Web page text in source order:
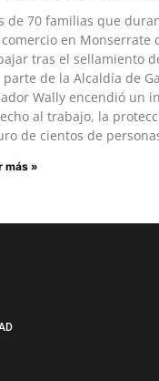
de 70 familias que
en Monserrate
tras el sellamiento
parte de la Alcaldía de
Wally encendió un
al trabajo, la
de cientos de
más »